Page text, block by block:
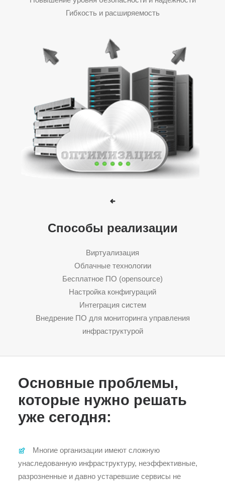
Гибкость и расширяемость
Способы реализации
Виртуализация
Облачные технологии
Бесплатное ПО (opensource)
Настройка конфигураций
Интеграция систем
Внедрение ПО для мониторинга управления
инфраструктурой
Основные проблемы,
которые нужно решать
уже сегодня:
Многие организации имеют сложную
унаследованную инфраструктуру, неэффективные,
разрозненные и давно устаревшие сервисы не